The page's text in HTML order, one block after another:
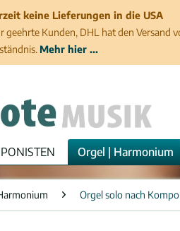
keine Lieferungen in die USA
geehrte Kunden, DHL hat den Versand
Mehr hier ...
Orgel | Harmonium
Orgel solo nach